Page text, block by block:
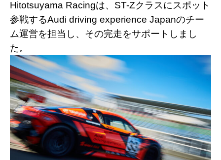
Hitotsuyama Racingは、ST-Zクラスにスポット
参戦するAudi driving experience Japanのチー
ム運営を担当し、その完走をサポートしまし
た。